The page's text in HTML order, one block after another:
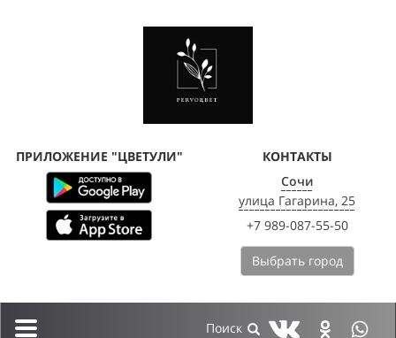
ПРИЛОЖЕНИЕ "ЦВЕТУЛИ"
КОНТАКТЫ
Сочи
улица Гагарина, 25
+7 989-087-55-50
Выбрать город
Toggle